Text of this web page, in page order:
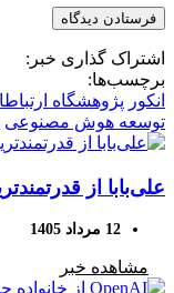
اشتراک گذاری خبر:
برچسب‌ها:
انکور پژوهشگاه
توسعه هوش مصنوعی
علی‌بابا از
12 مرداد 1405
مشاهده خبر